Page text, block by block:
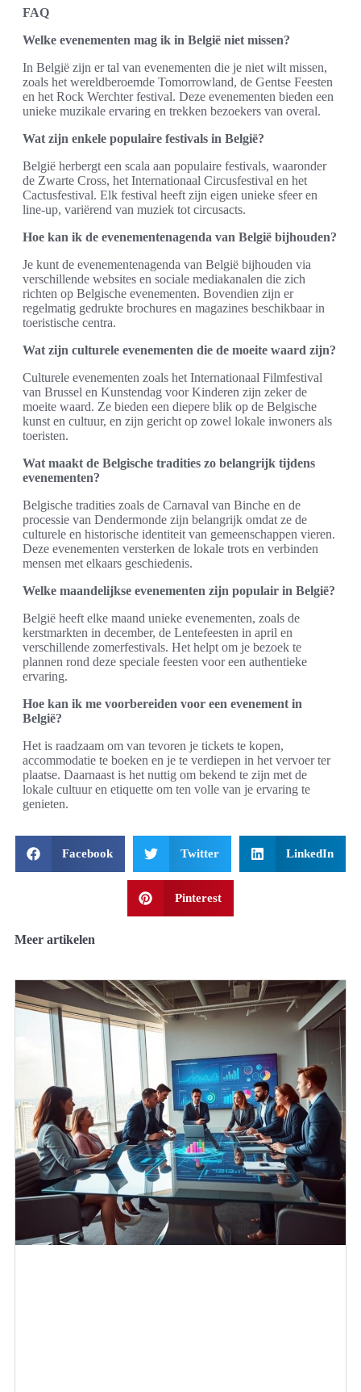
FAQ
Welke evenementen mag ik in België niet missen?
In België zijn er tal van evenementen die je niet wilt missen,
zoals het wereldberoemde Tomorrowland, de Gentse Feesten
en het Rock Werchter festival. Deze evenementen bieden een
unieke muzikale ervaring en trekken bezoekers van overal.
Wat zijn enkele populaire festivals in België?
België herbergt een scala aan populaire festivals, waaronder
de Zwarte Cross, het Internationaal Circusfestival en het
Cactusfestival. Elk festival heeft zijn eigen unieke sfeer en
line-up, variërend van muziek tot circusacts.
Hoe kan ik de evenementenagenda van België bijhouden?
Je kunt de evenementenagenda van België bijhouden via
verschillende websites en sociale mediakanalen die zich
richten op Belgische evenementen. Bovendien zijn er
regelmatig gedrukte brochures en magazines beschikbaar in
toeristische centra.
Wat zijn culturele evenementen die de moeite waard zijn?
Culturele evenementen zoals het Internationaal Filmfestival
van Brussel en Kunstendag voor Kinderen zijn zeker de
moeite waard. Ze bieden een diepere blik op de Belgische
kunst en cultuur, en zijn gericht op zowel lokale inwoners als
toeristen.
Wat maakt de Belgische tradities zo belangrijk tijdens
evenementen?
Belgische tradities zoals de Carnaval van Binche en de
processie van Dendermonde zijn belangrijk omdat ze de
culturele en historische identiteit van gemeenschappen vieren.
Deze evenementen versterken de lokale trots en verbinden
mensen met elkaars geschiedenis.
Welke maandelijkse evenementen zijn populair in België?
België heeft elke maand unieke evenementen, zoals de
kerstmarkten in december, de Lentefeesten in april en
verschillende zomerfestivals. Het helpt om je bezoek te
plannen rond deze speciale feesten voor een authentieke
ervaring.
Hoe kan ik me voorbereiden voor een evenement in
België?
Het is raadzaam om van tevoren je tickets te kopen,
accommodatie te boeken en je te verdiepen in het vervoer ter
plaatse. Daarnaast is het nuttig om bekend te zijn met de
lokale cultuur en etiquette om ten volle van je ervaring te
genieten.
Facebook Twitter LinkedIn
Pinterest
Meer artikelen